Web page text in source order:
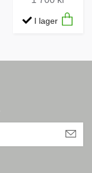
I lager